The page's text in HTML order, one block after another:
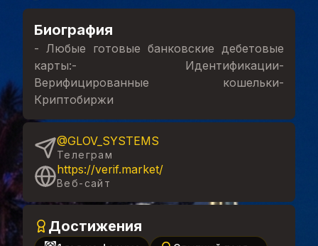
Биография
- Любые готовые банковские дебетовые
карты:- Идентификации-
Верифицированные кошельки-
Криптобиржи
@GLOV_SYSTEMS
Телеграм
https://verif.market/
Веб-сайт
Достижения